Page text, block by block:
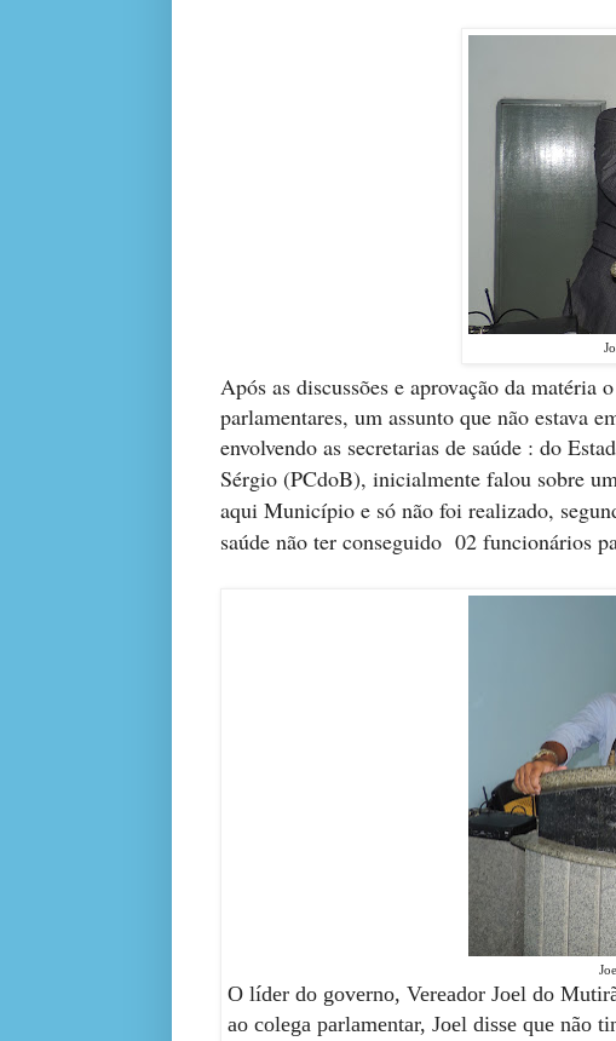
Após as discussões e aprovação da
parlamentares, um assunto que não estava
envolvendo as secretarias de saúde : do
Sérgio (PCdoB), inicialmente falou sobre
aqui Município e só não foi realizado,
saúde não ter conseguido 02 funcionários
O líder do governo, Vereador Joel do
ao colega parlamentar, Joel disse que não